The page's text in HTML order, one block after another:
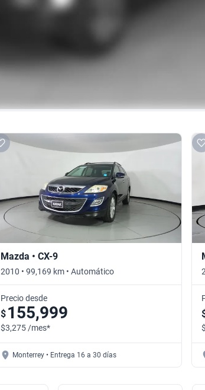
Mazda • CX-9
2010 • 99,169 km • Automático
Precio desde
$ 155,999
$3,275 /mes*
Monterrey • Entrega 16 a 30 días